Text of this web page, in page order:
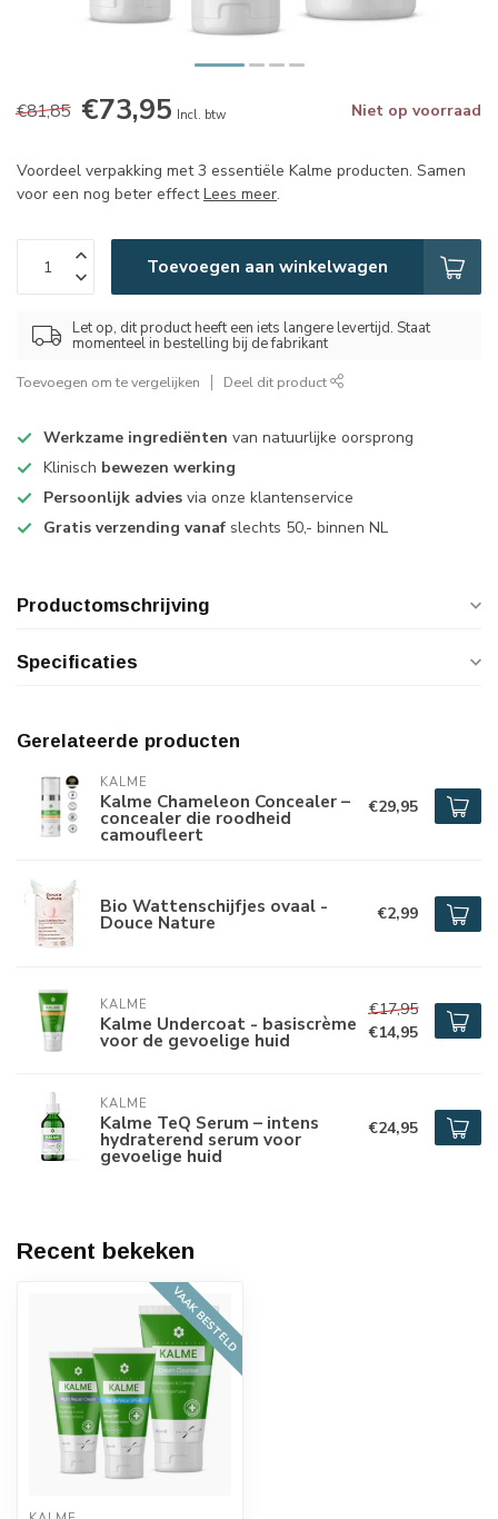
€81,85 €73,95 Incl. btw Niet op voorraad
Voordeel verpakking met 3 essentiële Kalme producten. Samen
voor een nog beter effectLees meer.
Toevoegen aan winkelwagen
Let op, dit product heeft een iets langere levertijd. Staat
momenteel in bestelling bij de fabrikant
Toevoegen om te vergelijken Deel dit product
Werkzame ingrediënten van natuurlijke oorsprong
Klinisch bewezen werking
Persoonlijk advies via onze klantenservice
Gratis verzending vanaf slechts 50,- binnen NL
Productomschrijving
Specificaties
Gerelateerde producten
KALME
Kalme Chameleon Concealer –
concealer die roodheid
camoufleert
€29,95
Bio Wattenschijfjes ovaal -
Douce Nature €2,99
KALME
Kalme Undercoat - basiscrème
voor de gevoelige huid
€17,95
€14,95
KALME
Kalme TeQ Serum – intens
hydraterend serum voor
gevoelige huid
€24,95
Recent bekeken
VAAK BESTELD